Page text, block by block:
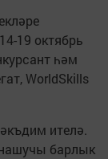
19 октябрь
һәм
WorldSkills
ителә.
барлык